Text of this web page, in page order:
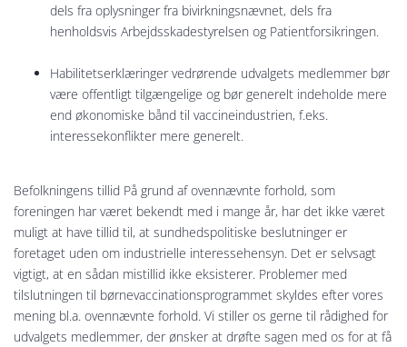
dels fra oplysninger fra bivirkningsnævnet, dels fra
henholdsvis Arbejdsskadestyrelsen og Patientforsikringen.
Habilitetserklæringer vedrørende udvalgets medlemmer bør
være offentligt tilgængelige og bør generelt indeholde mere
end økonomiske bånd til vaccineindustrien, f.eks.
interessekonflikter mere generelt.
Befolkningens tillid På grund af ovennævnte forhold, som
foreningen har været bekendt med i mange år, har det ikke været
muligt at have tillid til, at sundhedspolitiske beslutninger er
foretaget uden om industrielle interessehensyn. Det er selvsagt
vigtigt, at en sådan mistillid ikke eksisterer. Problemer med
tilslutningen til børnevaccinationsprogrammet skyldes efter vores
mening bl.a. ovennævnte forhold. Vi stiller os gerne til rådighed for
udvalgets medlemmer, der ønsker at drøfte sagen med os for at få